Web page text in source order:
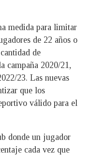
medida para limitar
de 22 años o
de
campaña 2020/21,
23. Las nuevas
que los
válido para el
donde un jugador
cada vez que